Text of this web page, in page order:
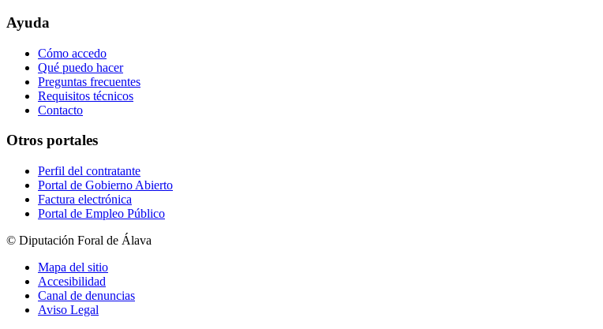
Ayuda
Cómo accedo
Qué puedo hacer
Preguntas frecuentes
Requisitos técnicos
Contacto
Otros portales
Perfil del contratante
Portal de Gobierno Abierto
Factura electrónica
Portal de Empleo Público
© Diputación Foral de Álava
Mapa del sitio
Accesibilidad
Canal de denuncias
Aviso Legal